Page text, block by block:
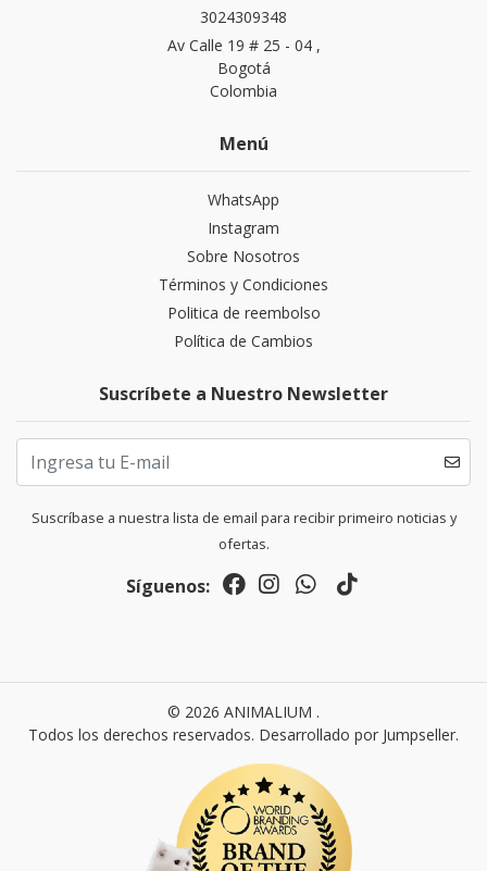
3024309348
Av Calle 19 # 25 - 04 ,
Bogotá
Colombia
Menú
WhatsApp
Instagram
Sobre Nosotros
Términos y Condiciones
Politica de reembolso
Política de Cambios
Suscríbete a Nuestro Newsletter
Suscríbase a nuestra lista de email para recibir primeiro noticias y
ofertas.
Síguenos:
© 2026 ANIMALIUM .
Todos los derechos reservados. Desarrollado por Jumpseller.